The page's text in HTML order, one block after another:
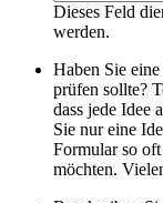
Dieses Feld
werden.
Haben Sie
prüfen sollte?
dass jede Idee
Sie nur eine
Formular so
möchten.